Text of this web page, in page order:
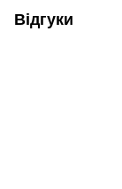
Відгуки